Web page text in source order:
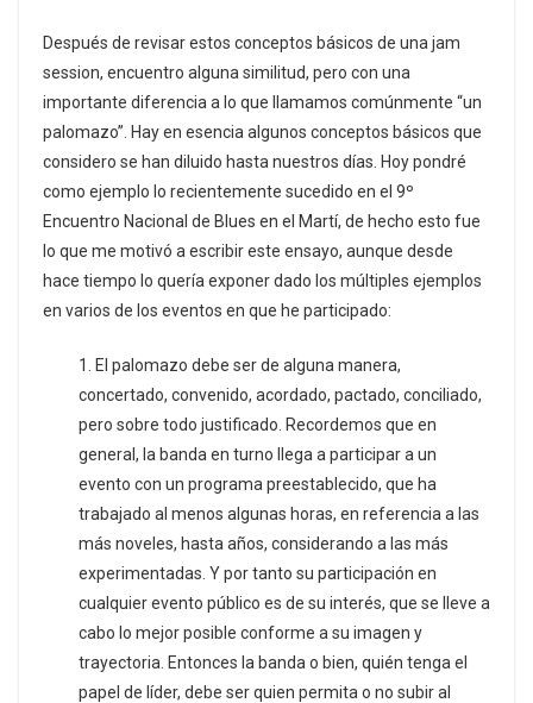
Después de revisar estos conceptos básicos de una jam
session, encuentro alguna similitud, pero con una
importante diferencia a lo que llamamos comúnmente “un
palomazo”. Hay en esencia algunos conceptos básicos que
considero se han diluido hasta nuestros días. Hoy pondré
como ejemplo lo recientemente sucedido en el 9º
Encuentro Nacional de Blues en el Martí, de hecho esto fue
lo que me motivó a escribir este ensayo, aunque desde
hace tiempo lo quería exponer dado los múltiples ejemplos
en varios de los eventos en que he participado:
1. El palomazo debe ser de alguna manera,
concertado, convenido, acordado, pactado, conciliado,
pero sobre todo justificado. Recordemos que en
general, la banda en turno llega a participar a un
evento con un programa preestablecido, que ha
trabajado al menos algunas horas, en referencia a las
más noveles, hasta años, considerando a las más
experimentadas. Y por tanto su participación en
cualquier evento público es de su interés, que se lleve a
cabo lo mejor posible conforme a su imagen y
trayectoria. Entonces la banda o bien, quién tenga el
papel de líder, debe ser quien permita o no subir al